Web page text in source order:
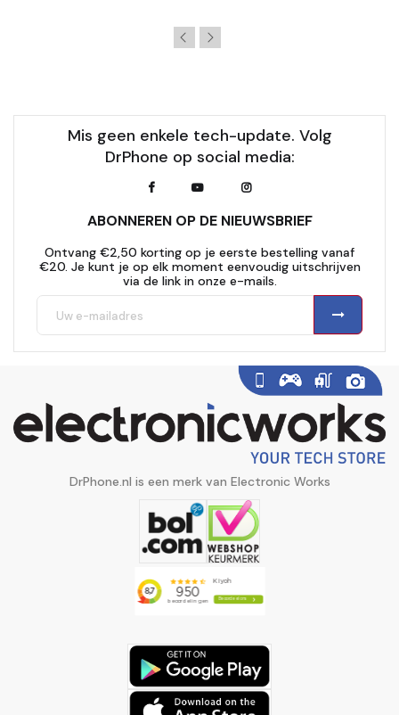
Mis geen enkele tech-update. Volg
DrPhone op social media:
ABONNEREN OP DE NIEUWSBRIEF
Ontvang €2,50 korting op je eerste bestelling vanaf
€20. Je kunt je op elk moment eenvoudig uitschrijven
via de link in onze e-mails.
DrPhone.nl is een merk van Electronic Works